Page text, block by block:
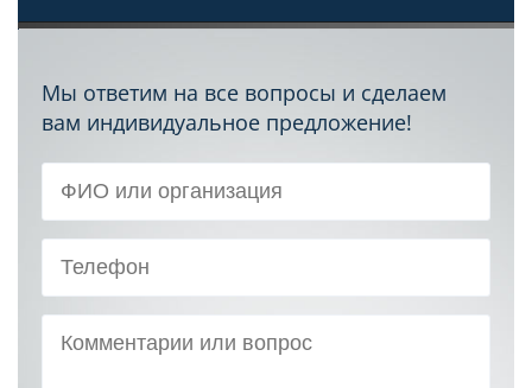
Мы ответим на все вопросы и сделаем
вам индивидуальное предложение!